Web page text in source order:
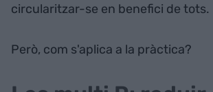
circularitzar-se en benefici de tots.
Però, com s'aplica a la pràctica?